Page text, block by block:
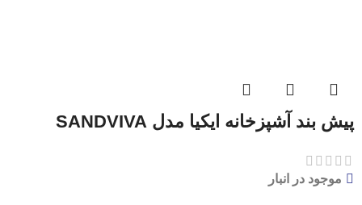
پیش بند آشپزخانه ایکیا مدل SANDVIVA
موجود در انبار